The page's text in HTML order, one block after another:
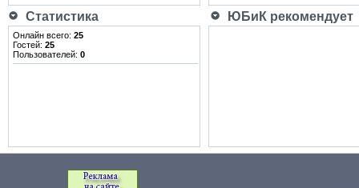
Статистика ЮБиК рекомендует
Онлайн всего: 25
Гостей: 25
Пользователей: 0